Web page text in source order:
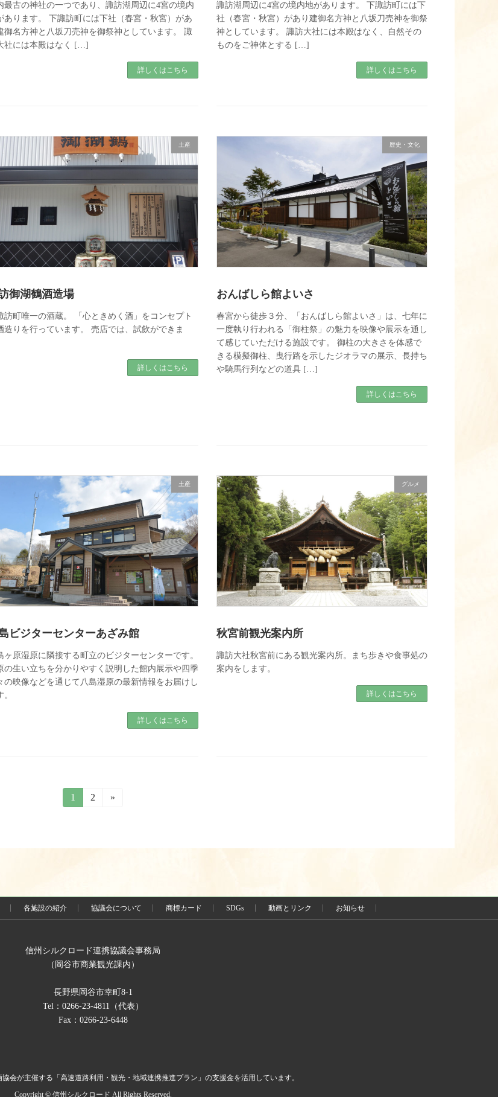
最古の神社の一つであり、諏訪湖周辺に4宮の境内
あります。 下諏訪町には下社（春宮・秋宮）があ
御名方神と八坂刀売神を御祭神としています。 諏
社には本殿はなく […]
詳しくはこちら
諏訪湖周辺に4宮の境内地があります。 下諏訪町には下
社（春宮・秋宮）があり建御名方神と八坂刀売神を御祭
神としています。 諏訪大社には本殿はなく、自然その
ものをご神体とする […]
詳しくはこちら
土産
御湖鶴酒造場
訪町唯一の酒蔵。 「心ときめく酒」をコンセプト
造りを行っています。 売店では、試飲ができま
詳しくはこちら
歴史・文化
おんばしら館よいさ
春宮から徒歩３分、「おんばしら館よいさ」は、七年に
一度執り行われる「御柱祭」の魅力を映像や展示を通し
て感じていただける施設です。 御柱の大きさを体感で
きる模擬御柱、曳行路を示したジオラマの展示、長持ち
や騎馬行列などの道具 […]
詳しくはこちら
土産
ビジターセンターあざみ館
ヶ原湿原に隣接する町立のビジターセンターです。
の生い立ちを分かりやすく説明した館内展示や四季
の映像などを通じて八島湿原の最新情報をお届けし
。
詳しくはこちら
グルメ
秋宮前観光案内所
諏訪大社秋宮前にある観光案内所。まち歩きや食事処の
案内をします。
詳しくはこちら
固
定
ジ
1
固
ジ
2 »
各施設の紹介 協議会について 商標カード SDGs 動画とリンク お知らせ
信州シルクロード連携協議会事務局
（岡谷市商業観光課内）
長野県岡谷市幸町8-1
Tel：0266-23-4811（代表）
Fax：0266-23-6448
会が主催する「高速道路利用・観光・地域連携推進プラン」の支援金を活用しています。
Copyright © 信州シルクロード All Rights Reserved.